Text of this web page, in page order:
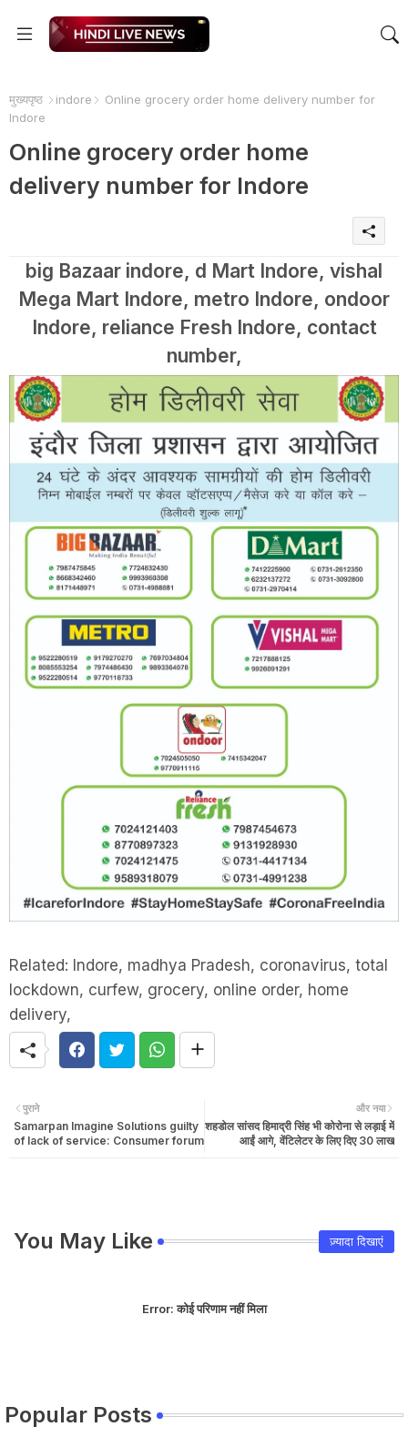
मुख्यपृष्ठ indore
Online grocery order home delivery number for
Indore
Online grocery order home
delivery number for Indore
big Bazaar indore, d Mart Indore, vishal
Mega Mart Indore, metro Indore, ondoor
Indore, reliance Fresh Indore, contact
number,
Related: Indore, madhya Pradesh, coronavirus, total
lockdown, curfew, grocery, online order, home
delivery,
और नया
शहडोल सांसद हिमाद्री सिंह भी कोरोना से लड़ाई में
आईं आगे, वेंटिलेटर के लिए दिए 30 लाख
पुराने
Samarpan Imagine Solutions guilty
of lack of service: Consumer forum
You May Like ज़्यादा दिखाएं
Error:कोई परिणाम नहीं मिला
Popular Posts